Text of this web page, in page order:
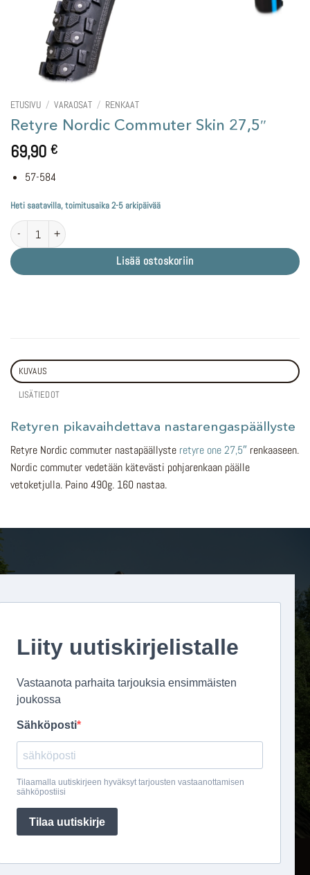
ETUSIVU / VARAOSAT / RENKAAT
Retyre Nordic Commuter Skin 27,5″
69,90 €
57-584
Heti saatavilla, toimitusaika 2-5 arkipäivää
Retyre Nordic Commuter Skin 27,5" määrä
Lisää ostoskoriin
KUVAUS
LISÄTIEDOT
Retyren pikavaihdettava nastarengaspäällyste
Retyre Nordic commuter nastapäällyste retyre one 27,5″ renkaaseen.
Nordic commuter vedetään kätevästi pohjarenkaan päälle
vetoketjulla. Paino 490g. 160 nastaa.